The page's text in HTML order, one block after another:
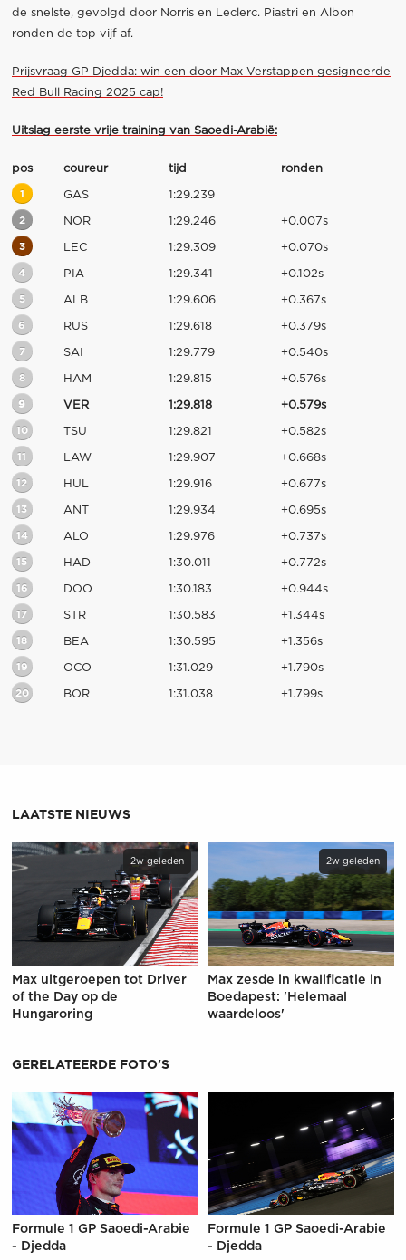
de snelste, gevolgd door Norris en Leclerc. Piastri en Albon
ronden de top vijf af.
Prijsvraag GP Djedda: win een door Max Verstappen gesigneerde
Red Bull Racing 2025 cap!
Uitslag eerste vrije training van Saoedi-Arabië:
pos coureur tijd ronden
1 GAS 1:29.239
2 NOR 1:29.246 +0.007s
3 LEC 1:29.309 +0.070s
4 PIA 1:29.341 +0.102s
5 ALB 1:29.606 +0.367s
6 RUS 1:29.618 +0.379s
7 SAI 1:29.779 +0.540s
8 HAM 1:29.815 +0.576s
9 VER 1:29.818 +0.579s
10 TSU 1:29.821 +0.582s
11 LAW 1:29.907 +0.668s
12 HUL 1:29.916 +0.677s
13 ANT 1:29.934 +0.695s
14 ALO 1:29.976 +0.737s
15 HAD 1:30.011 +0.772s
16 DOO 1:30.183 +0.944s
17 STR 1:30.583 +1.344s
18 BEA 1:30.595 +1.356s
19 OCO 1:31.029 +1.790s
20 BOR 1:31.038 +1.799s
LAATSTE NIEUWS
2w geleden
Max uitgeroepen tot Driver
of the Day op de
Hungaroring
2w geleden
Max zesde in kwalificatie in
Boedapest: 'Helemaal
waardeloos'
GERELATEERDE FOTO'S
Formule 1 GP Saoedi-Arabie
- Djedda
Formule 1 GP Saoedi-Arabie
- Djedda